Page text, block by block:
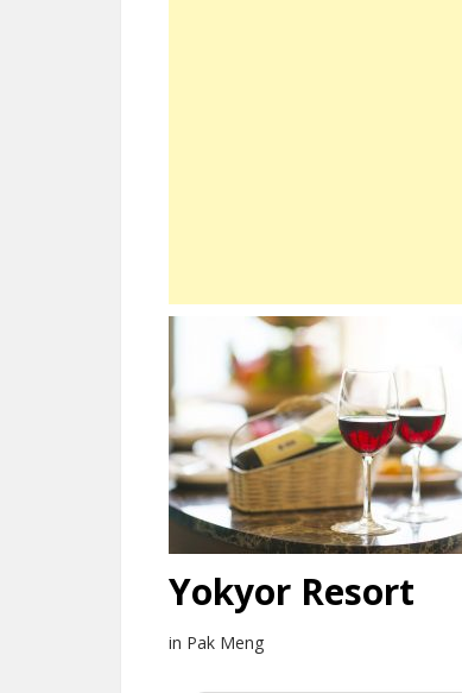
Yokyor Resort
in Pak Meng